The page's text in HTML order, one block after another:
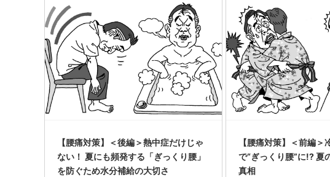
【腰痛対策】＜後編＞熱中症だけじゃ
ない！ 夏にも頻発する「ぎっくり腰」
を防ぐため水分補給の大切さ
【腰痛対策】＜前編＞
で“ぎっくり腰”に!? 夏
真相